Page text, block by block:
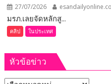
27/07/2026
มรภ.เลยจัดหลักสู...
คลิป ในประเทศ
หัวข้อข่าว